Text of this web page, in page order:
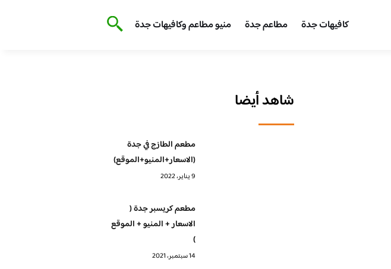
كافيهات جدة مطاعم جدة منيو مطاعم وكافيهات جدة
شاهد أيضا
مطعم الطازج في جدة
(الاسعار+المنيو+الموقع)
9 يناير، 2022
مطعم كريسبر جدة (
الاسعار + المنيو + الموقع
)
14 سبتمبر، 2021